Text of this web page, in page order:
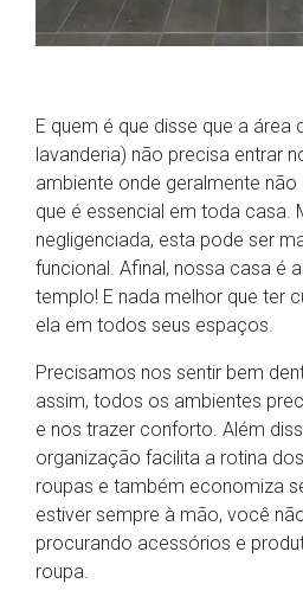
E quem é que disse que a área
lavanderia) não precisa entrar
ambiente onde geralmente
que é essencial em toda casa.
negligenciada, esta pode ser
funcional. Afinal, nossa casa é
templo! E nada melhor que ter
ela em todos seus espaços.
Precisamos nos sentir bem
assim, todos os ambientes
e nos trazer conforto. Além
organização facilita a rotina
roupas e também economiza
estiver sempre à mão, você
procurando acessórios e
roupa.